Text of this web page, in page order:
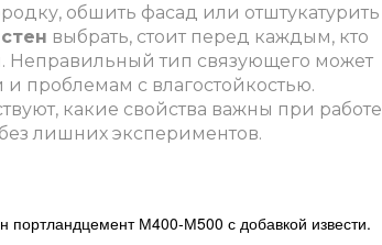
обшить фасад или отштукатурить
выбрать, стоит перед каждым, кто
Неправильный тип связующего может
проблемам с влагостойкостью.
какие свойства важны при работе
лишних экспериментов.
портландцемент М400‑М500 с добавкой извести.